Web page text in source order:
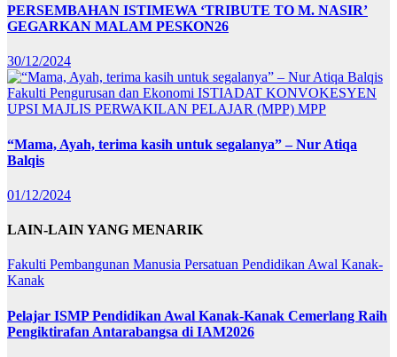
PERSEMBAHAN ISTIMEWA ‘TRIBUTE TO M. NASIR’
GEGARKAN MALAM PESKON26
30/12/2024
Fakulti Pengurusan dan Ekonomi ISTIADAT KONVOKESYEN
UPSI MAJLIS PERWAKILAN PELAJAR (MPP) MPP
“Mama, Ayah, terima kasih untuk segalanya” – Nur Atiqa
Balqis
01/12/2024
LAIN-LAIN YANG MENARIK
Fakulti Pembangunan Manusia Persatuan Pendidikan Awal Kanak-
Kanak
Pelajar ISMP Pendidikan Awal Kanak-Kanak Cemerlang Raih
Pengiktirafan Antarabangsa di IAM2026